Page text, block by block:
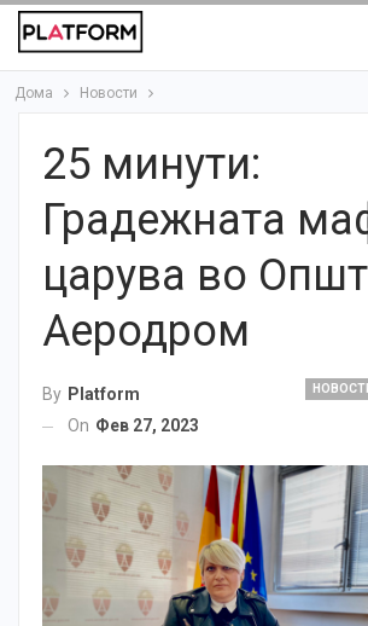
Дома Новости
25 минути:
Градежната
царува во
Аеродром
By Platform
On Фев 27, 2023